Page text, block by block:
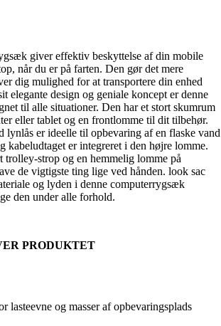
giver effektiv beskyttelse af din mobile
når du er på farten. Den gør det mere
dig mulighed for at transportere din enhed
elegante design og geniale koncept er denne
til alle situationer. Den har et stort skumrum
eller tablet og en frontlomme til dit tilbehør.
lynlås er ideelle til opbevaring af en flaske vand
kabeludtaget er integreret i den højre lomme.
trolley-strop og en hemmelig lomme på
de vigtigste ting lige ved hånden. look sac
og lyden i denne computerrygsæk
den under alle forhold.
PRODUKTET
lasteevne og masser af opbevaringsplads